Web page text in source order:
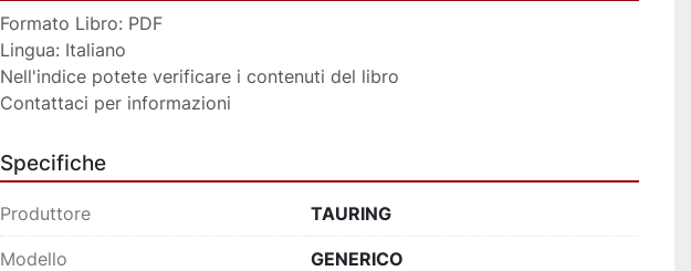
Formato Libro: PDF
Lingua: Italiano
Nell'indice potete verificare i contenuti del libro
Contattaci per informazioni
Specifiche
Produttore TAURING
Modello GENERICO